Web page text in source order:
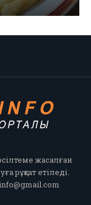
жасалған
рұқсат етіледі.